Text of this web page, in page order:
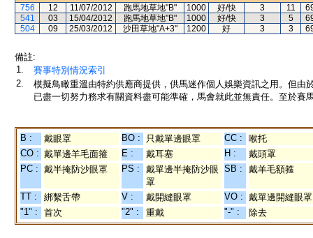
756
12 11/07/2012 跑馬地草地"B" 1000 好/快 3 11
541
03 15/04/2012 跑馬地草地"B" 1000 好/快 3 5
504
09 25/03/2012 沙田草地"A+3" 1200 好 3 3
備註:
1.
賽事特別情況索引
2.
模擬鳥瞰重溫由特約供應商提供，供馬迷作個人娛樂資訊之用。但
已盡一切努力務求有關資料盡可能準確，馬會就此並無責任。至於賽
B : 戴眼罩 BO : 只戴單邊眼罩 CC :
喉托
CO : 戴單邊羊毛面箍 E : 戴耳塞 H :
戴頭罩
PC : 戴半掩防沙眼罩 PS :
戴單邊半掩防沙眼
罩
SB : 戴羊毛額箍
TT : 綁繫舌帶 V : 戴開縫眼罩 VO : 戴單邊開縫眼罩
"1" :
首次 "2" : 重戴 "-" : 除去